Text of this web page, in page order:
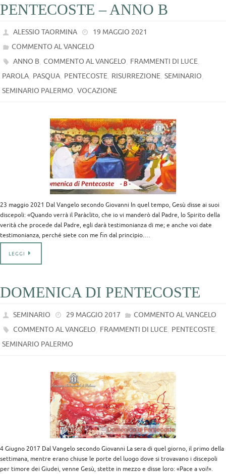
PENTECOSTE – ANNO B
ALESSIO TAORMINA
19 MAGGIO 2021
COMMENTO AL VANGELO
ANNO B,COMMENTO AL VANGELO, FRAMMENTI DI LUCE,
PAROLA, PASQUA, PENTECOSTE, RISURREZIONE, SEMINARIO,
SEMINARIO PALERMO, VOCAZIONE
23 maggio 2021 Dal Vangelo secondo Giovanni In quel tempo, Gesù disse ai suoi
discepoli: «Quando verrà il Paràclito, che io vi manderò dal Padre, lo Spirito della
verità che procede dal Padre, egli darà testimonianza di me; e anche voi date
testimonianza, perché siete con me fin dal principio.…
LEGGI
DOMENICA DI PENTECOSTE
SEMINARIO 29 MAGGIO 2017
COMMENTO AL VANGELO
COMMENTO AL VANGELO, FRAMMENTI DI LUCE, PENTECOSTE,
SEMINARIO PALERMO
4 Giugno 2017 Dal Vangelo secondo Giovanni La sera di quel giorno, il primo della
settimana, mentre erano chiuse le porte del luogo dove si trovavano i discepoli
per timore dei Giudei, venne Gesù, stette in mezzo e disse loro: «Pace a voi!».